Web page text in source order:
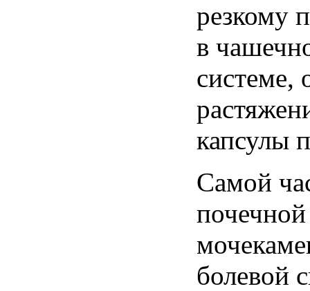
резкому
в
системе,
капсулы
Самой
почечной
болевой